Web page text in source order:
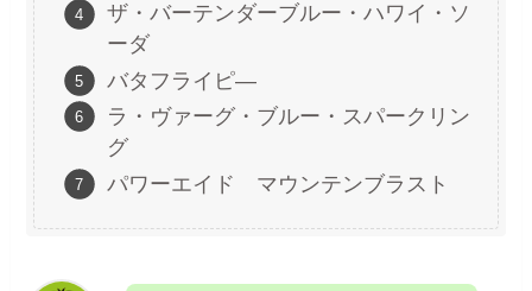
ザ・バーテンダーブルー・ハワイ・ソ
ーダ
バタフライピ―
ラ・ヴァーグ・ブルー・スパークリン
グ
パワーエイド マウンテンブラスト